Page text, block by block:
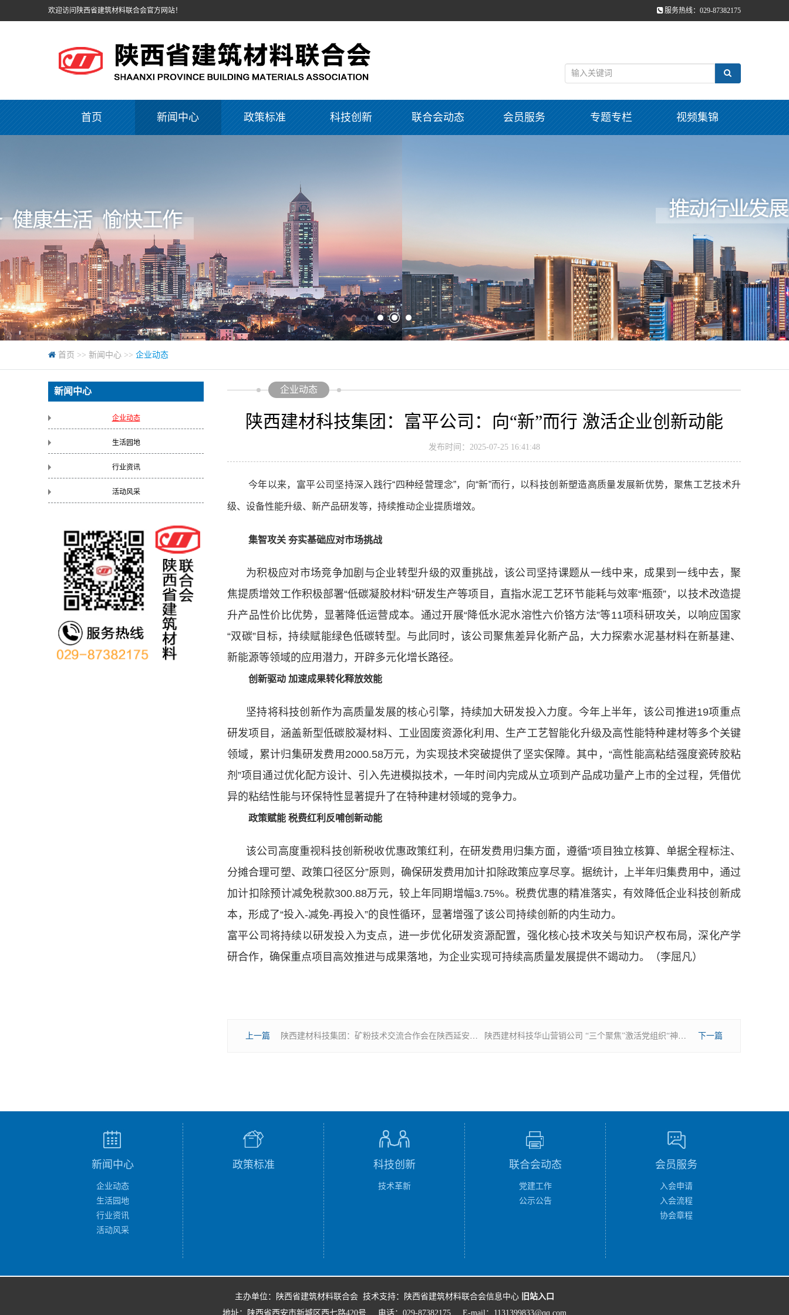
服务热线：029-87382175
欢迎访问陕西省建筑材料联合会官方网站！
首页 新闻中心 政策标准 科技创新 联合会动态 会员服务 专题专栏 视频集锦
首页 >> 新闻中心 >> 企业动态
新闻中心
企业动态
生活园地
行业资讯
活动风采
企业动态
陕西建材科技集团：富平公司：向“新”而行 激活企业创新动能
发布时间：2025-07-25 16:41:48
今年以来，富平公司坚持深入践行“四种经营理念”，向“新”而行，以科技创新塑造高质量发展新优势，聚焦工艺技术升
级、设备性能升级、新产品研发等，持续推动企业提质增效。
集智攻关 夯实基础应对市场挑战
为积极应对市场竞争加剧与企业转型升级的双重挑战，该公司坚持课题从一线中来，成果到一线中去，聚
焦提质增效工作积极部署“低碳凝胶材料”研发生产等项目，直指水泥工艺环节能耗与效率“瓶颈”，以技术改造提
升产品性价比优势，显著降低运营成本。通过开展“降低水泥水溶性六价铬方法”等11项科研攻关，以响应国家
“双碳”目标，持续赋能绿色低碳转型。与此同时，该公司聚焦差异化新产品，大力探索水泥基材料在新基建、
新能源等领域的应用潜力，开辟多元化增长路径。
创新驱动 加速成果转化释放效能
坚持将科技创新作为高质量发展的核心引擎，持续加大研发投入力度。今年上半年，该公司推进19项重点
研发项目，涵盖新型低碳胶凝材料、工业固废资源化利用、生产工艺智能化升级及高性能特种建材等多个关键
领域，累计归集研发费用2000.58万元，为实现技术突破提供了坚实保障。其中，“高性能高粘结强度瓷砖胶粘
剂”项目通过优化配方设计、引入先进模拟技术，一年时间内完成从立项到产品成功量产上市的全过程，凭借优
异的粘结性能与环保特性显著提升了在特种建材领域的竞争力。
政策赋能 税费红利反哺创新动能
该公司高度重视科技创新税收优惠政策红利，在研发费用归集方面，遵循“项目独立核算、单据全程标注、
分摊合理可塑、政策口径区分”原则，确保研发费用加计扣除政策应享尽享。据统计，上半年归集费用中，通过
加计扣除预计减免税款300.88万元，较上年同期增幅3.75%。税费优惠的精准落实，有效降低企业科技创新成
本，形成了“投入-减免-再投入”的良性循环，显著增强了该公司持续创新的内生动力。
富平公司将持续以研发投入为支点，进一步优化研发资源配置，强化核心技术攻关与知识产权布局，深化产学
研合作，确保重点项目高效推进与成果落地，为企业实现可持续高质量发展提供不竭动力。（李屈凡）
上一篇 陕西建材科技集团：矿粉技术交流合作会在陕西延安成功召开 陕西建材科技华山营销公司 “三个聚焦”激活党组织“神经末梢” 下一篇
新闻中心
企业动态
生活园地
行业资讯
活动风采
政策标准 科技创新
技术革新
联合会动态
党建工作
公示公告
会员服务
入会申请
入会流程
协会章程
主办单位：陕西省建筑材料联合会 技术支持：陕西省建筑材料联合会信息中心
旧站入口
地址：陕西省西安市新城区西七路420号
电话：029-87382175 E-mail：1131399833@qq.com